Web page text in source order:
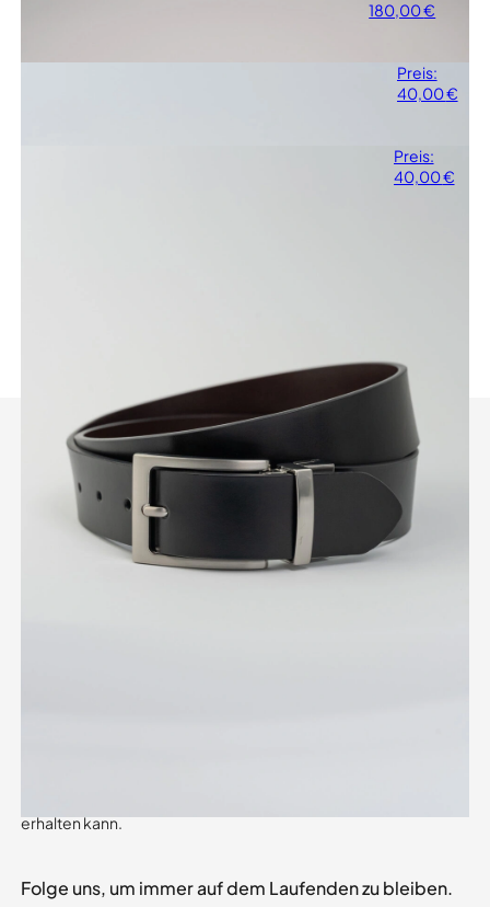
180,00€
Preis:
40,00€
Preis:
40,00€
Wir kreieren Tanzkostüme, die perfektes Aussehen mit
erhalten kann.
Folge uns, um immer auf dem Laufenden zu bleiben.